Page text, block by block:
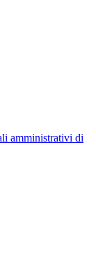
amministrativi di